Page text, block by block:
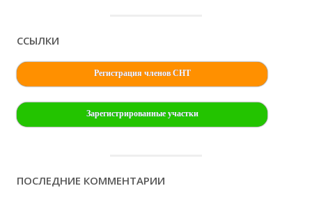
ССЫЛКИ
Регистрация членов СНТ
Зарегистрированные участки
ПОСЛЕДНИЕ КОММЕНТАРИИ